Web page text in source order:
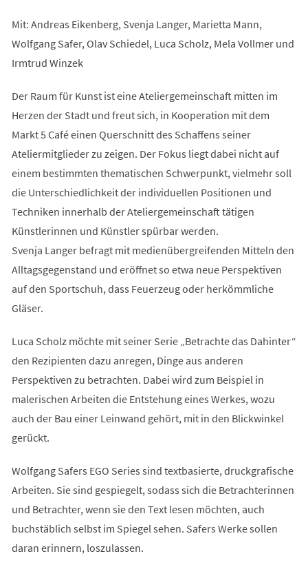
Mit: Andreas Eikenberg, Svenja Langer, Marietta Mann,
Wolfgang Safer, Olav Schiedel, Luca Scholz, Mela Vollmer und
Irmtrud Winzek
Der Raum für Kunst ist eine Ateliergemeinschaft mitten im
Herzen der Stadt und freut sich, in Kooperation mit dem
Markt 5 Café einen Querschnitt des Schaffens seiner
Ateliermitglieder zu zeigen. Der Fokus liegt dabei nicht auf
einem bestimmten thematischen Schwerpunkt, vielmehr soll
die Unterschiedlichkeit der individuellen Positionen und
Techniken innerhalb der Ateliergemeinschaft tätigen
Künstlerinnen und Künstler spürbar werden.
Svenja Langer befragt mit medienübergreifenden Mitteln den
Alltagsgegenstand und eröffnet so etwa neue Perspektiven
auf den Sportschuh, dass Feuerzeug oder herkömmliche
Gläser.
Luca Scholz möchte mit seiner Serie „Betrachte das Dahinter“
den Rezipienten dazu anregen, Dinge aus anderen
Perspektiven zu betrachten. Dabei wird zum Beispiel in
malerischen Arbeiten die Entstehung eines Werkes, wozu
auch der Bau einer Leinwand gehört, mit in den Blickwinkel
gerückt.
Wolfgang Safers EGO Series sind textbasierte, druckgrafische
Arbeiten. Sie sind gespiegelt, sodass sich die Betrachterinnen
und Betrachter, wenn sie den Text lesen möchten, auch
buchstäblich selbst im Spiegel sehen. Safers Werke sollen
daran erinnern, loszulassen.